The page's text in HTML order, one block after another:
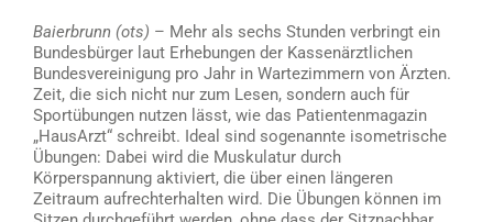
Baierbrunn (ots) – Mehr als sechs Stunden verbringt ein
Bundesbürger laut Erhebungen der Kassenärztlichen
Bundesvereinigung pro Jahr in Wartezimmern von Ärzten.
Zeit, die sich nicht nur zum Lesen, sondern auch für
Sportübungen nutzen lässt, wie das Patientenmagazin
„HausArzt“ schreibt. Ideal sind sogenannte isometrische
Übungen: Dabei wird die Muskulatur durch
Körperspannung aktiviert, die über einen längeren
Zeitraum aufrechterhalten wird. Die Übungen können im